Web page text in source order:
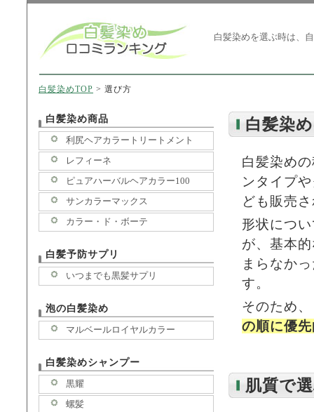
白髪染めを選ぶ時は、
白髪染めTOP > 選び方
白髪染
白髪染め
ンタイプ
ども販売
形状につ
が、基本
まらなか
す。
そのため
の順に優
肌質で
白髪染め商品
利尻ヘアカラートリートメント
レフィーネ
ピュアハーバルヘアカラー100
サンカラーマックス
カラー・ド・ボーテ
白髪予防サプリ
いつまでも黒髪サプリ
泡の白髪染め
マルベールロイヤルカラー
白髪染めシャンプー
黒耀
螺髪